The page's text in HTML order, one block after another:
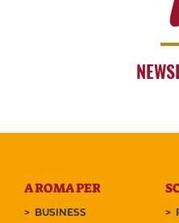
A ROMA PER
BUSINESS